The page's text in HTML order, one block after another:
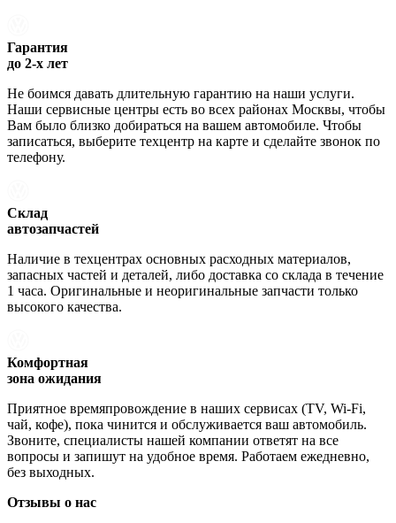
Гарантия
до 2-х лет
Не боимся давать длительную гарантию на наши услуги.
Наши сервисные центры есть во всех районах Москвы, чтобы
Вам было близко добираться на вашем автомобиле. Чтобы
записаться, выберите техцентр на карте и сделайте звонок по
телефону.
Склад
автозапчастей
Наличие в техцентрах основных расходных материалов,
запасных частей и деталей, либо доставка со склада в течение
1 часа. Оригинальные и неоригинальные запчасти только
высокого качества.
Комфортная
зона ожидания
Приятное времяпровождение в наших сервисах (TV, Wi-Fi,
чай, кофе), пока чинится и обслуживается ваш автомобиль.
Звоните, специалисты нашей компании ответят на все
вопросы и запишут на удобное время. Работаем ежедневно,
без выходных.
Отзывы о нас